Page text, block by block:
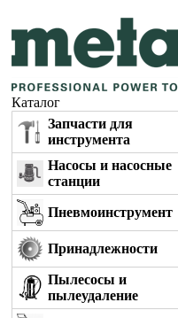
Каталог
Запчасти для
инструмента
Насосы и насосные
станции
Пневмоинструмент
Принадлежности
Пылесосы и
пылеудаление